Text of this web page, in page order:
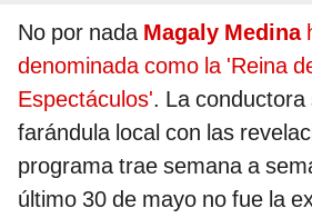
No por nada Magaly Medina
denominada como la 'Reina
Espectáculos'. La
farándula local con las
programa trae semana a
último 30 de mayo no fue la